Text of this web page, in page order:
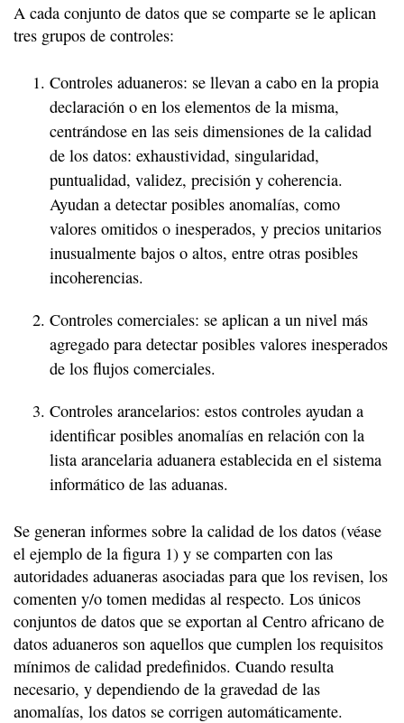
A cada conjunto de datos que se comparte se le aplican
tres grupos de controles:
Controles aduaneros: se llevan a cabo en la propia
declaración o en los elementos de la misma,
centrándose en las seis dimensiones de la calidad
de los datos: exhaustividad, singularidad,
puntualidad, validez, precisión y coherencia.
Ayudan a detectar posibles anomalías, como
valores omitidos o inesperados, y precios unitarios
inusualmente bajos o altos, entre otras posibles
incoherencias.
Controles comerciales: se aplican a un nivel más
agregado para detectar posibles valores inesperados
de los flujos comerciales.
Controles arancelarios: estos controles ayudan a
identificar posibles anomalías en relación con la
lista arancelaria aduanera establecida en el sistema
informático de las aduanas.
Se generan informes sobre la calidad de los datos (véase
el ejemplo de la figura 1) y se comparten con las
autoridades aduaneras asociadas para que los revisen, los
comenten y/o tomen medidas al respecto. Los únicos
conjuntos de datos que se exportan al Centro africano de
datos aduaneros son aquellos que cumplen los requisitos
mínimos de calidad predefinidos. Cuando resulta
necesario, y dependiendo de la gravedad de las
anomalías, los datos se corrigen automáticamente.